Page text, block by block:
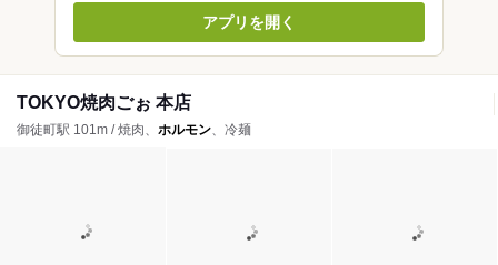
アプリを開く
TOKYO焼肉ごぉ 本店
御徒町駅 101m / 焼肉、 ホルモン、冷麺